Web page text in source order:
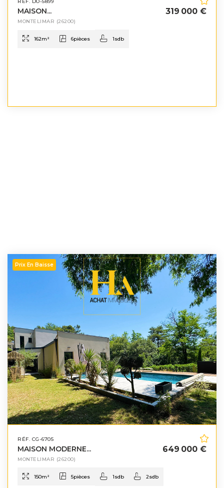
RÉF. DO-5899
MAISON...
MONTELIMAR (26200)
319 000 €
162m² 6pièces 1sdb
Prix En Baisse
RÉF. CG-6705
MAISON MODERNE...
MONTELIMAR (26200)
649 000 €
150m² 5pièces 1sdb 2sdb